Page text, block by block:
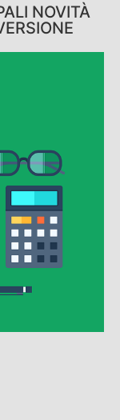
NOVITÀ